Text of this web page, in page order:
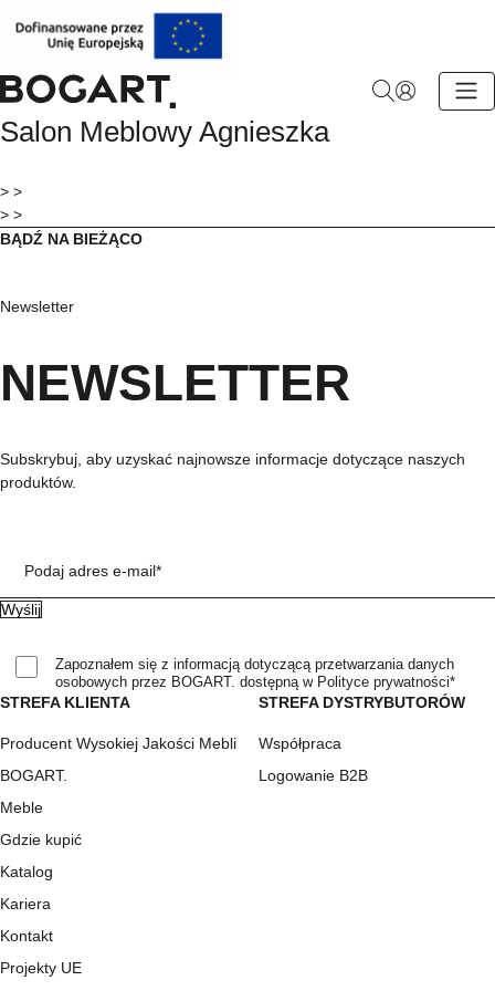
BOGART.
-
główna
Salon Meblowy Agnieszka
> >
> >
STREFA KLIENTA
Producent Wysokiej Jakości Mebli
BOGART.
Meble
Gdzie kupić
Katalog
Kariera
Kontakt
Projekty UE
STREFA DYSTRYBUTORÓW
Współpraca
Logowanie B2B
BĄDŹ NA BIEŻĄCO
Newsletter
NEWSLETTER
Subskrybuj, aby uzyskać najnowsze informacje dotyczące naszych
produktów.
Podaj adres e-mail*
Zapoznałem się z informacją dotyczącą przetwarzania danych
osobowych przez BOGART. dostępną w Polityce prywatności*